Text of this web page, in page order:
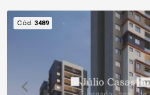
uso de reuniões em família
Cód. 3489